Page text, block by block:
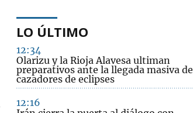
LO ÚLTIMO
12:34
Olarizu y la Rioja Alavesa ultiman
preparativos ante la llegada masiva de
cazadores de eclipses
12:16